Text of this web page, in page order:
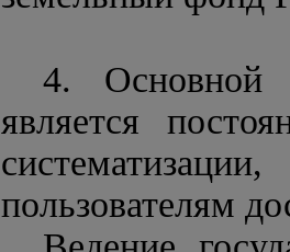
4. Основной
является
пользователям